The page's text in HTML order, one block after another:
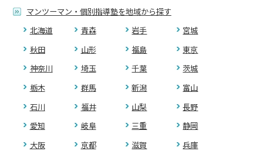
マンツーマン・個別指導塾を地域から探す
北海道
青森 岩手
宮城
秋田
山形 福島
東京
神奈川
埼玉 千葉
茨城
栃木
群馬 新潟
富山
石川
福井 山梨
長野
愛知
岐阜 三重
静岡
大阪
京都 滋賀
兵庫